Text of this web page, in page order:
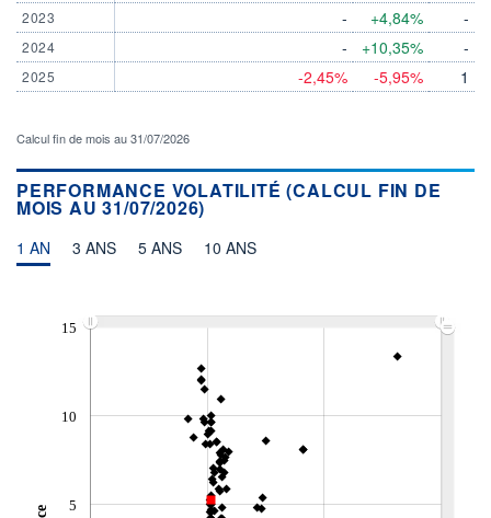
02/12 07/04
CATÉGORIE MORNINGSTAR
Obligations Internationales
ÉLIGIBILITÉ
CTO BUSINESS
ACTIF NET (EUR)
6 879M / 31.07.26
NOTATION MORNINGSTAR ⁽¹⁾
RISQUE DU FONDS (SRI)
+ PORTEFEUILLE + LISTE
2023
2024
2025
-
-
-2,45%
+4,84%
+10,35%
-5,95%
-
-
1
Calcul fin de mois au 31/07/2026
PERFORMANCE VOLATILITÉ (CALCUL FIN DE
MOIS AU 31/07/2026)
1 AN 3 ANS 5 ANS 10 ANS
5
10
15